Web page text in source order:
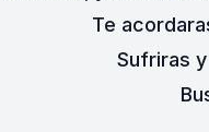
Te
Sufriras